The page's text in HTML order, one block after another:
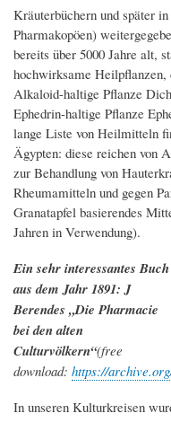
Kräuterbüchern und später
Pharmakopöen)
bereits über 5000 Jahre alt,
hochwirksame
Alkaloid-haltige Pflanze
Ephedrin-haltige Pflanze
lange Liste von Heilmitteln
Ägypten: diese reichen von
zur Behandlung von
Rheumamitteln und gegen
Granatapfel basierendes
Jahren in Verwendung).
Ein sehr interessantes Buch
aus dem Jahr 1891: J
Berendes „Die Pharmacie
bei den alten
Culturvölkern“(free
download: https://
In unseren Kulturkreisen